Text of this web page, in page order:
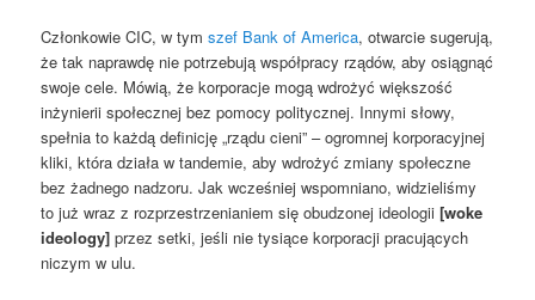
Członkowie CIC, w tymszef Bank of America, otwarcie sugerują,
że tak naprawdę nie potrzebują współpracy rządów, aby osiągnąć
swoje cele. Mówią, że korporacje mogą wdrożyć większość
inżynierii społecznej bez pomocy politycznej. Innymi słowy,
spełnia to każdą definicję „rządu cieni” – ogromnej korporacyjnej
kliki, która działa w tandemie, aby wdrożyć zmiany społeczne
bez żadnego nadzoru. Jak wcześniej wspomniano, widzieliśmy
to już wraz z rozprzestrzenianiem się obudzonej ideologii[woke
ideology]przez setki, jeśli nie tysiące korporacji pracujących
niczym w ulu.